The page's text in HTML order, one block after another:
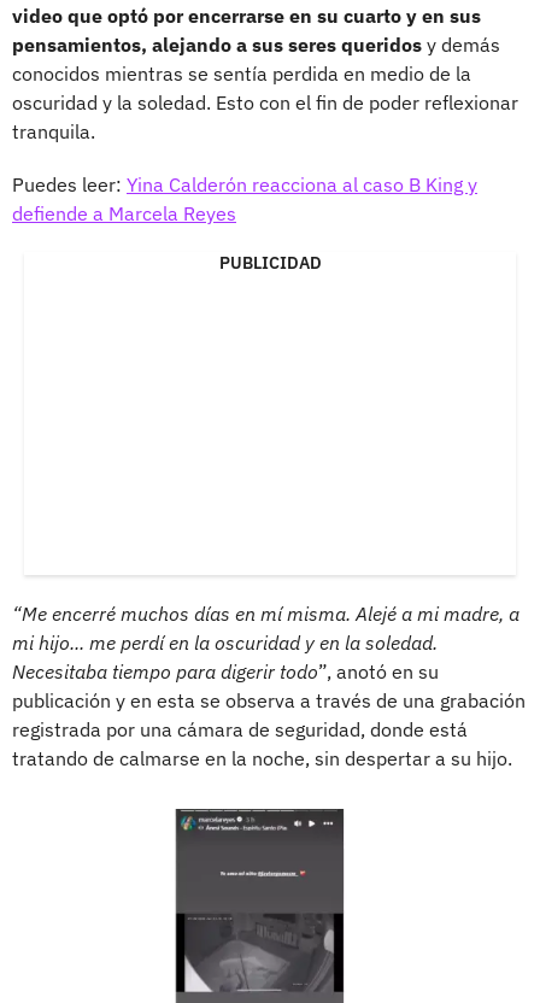
video que optó por encerrarse en su cuarto y en sus
pensamientos, alejando a sus seres queridos y demás
conocidos mientras se sentía perdida en medio de la
oscuridad y la soledad. Esto con el fin de poder reflexionar
tranquila.
Puedes leer: Yina Calderón reacciona al caso B King y
defiende a Marcela Reyes
PUBLICIDAD
“Me encerré muchos días en mí misma. Alejé a mi madre, a
mi hijo... me perdí en la oscuridad y en la soledad.
Necesitaba tiempo para digerir todo”, anotó en su
publicación y en esta se observa a través de una grabación
registrada por una cámara de seguridad, donde está
tratando de calmarse en la noche, sin despertar a su hijo.